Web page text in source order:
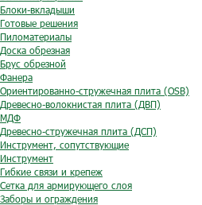
Блоки-вкладыши
Готовые решения
Пиломатериалы
Доска обрезная
Брус обрезной
Фанера
Ориентированно-стружечная плита (OSB)
Древесно-волокнистая плита (ДВП)
МДФ
Древесно-стружечная плита (ДСП)
Инструмент, сопутствующие
Инструмент
Гибкие связи и крепеж
Сетка для армирующего слоя
Заборы и ограждения